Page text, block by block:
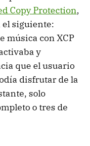
Copy Protection,
el siguiente:
música con XCP
y
que el usuario
disfrutar de la
solo
o tres de